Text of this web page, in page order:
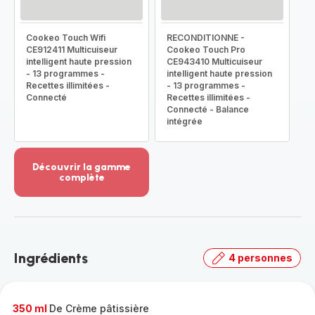
Cookeo Touch Wifi
CE912411 Multicuiseur
intelligent haute pression
- 13 programmes -
Recettes illimitées -
Connecté
RECONDITIONNE -
Cookeo Touch Pro
CE943410 Multicuiseur
intelligent haute pression
- 13 programmes -
Recettes illimitées -
Connecté - Balance
intégrée
Découvrir la gamme
complète
-
gamme
Ingrédients 4 personnes
350 ml De Crème pâtissière